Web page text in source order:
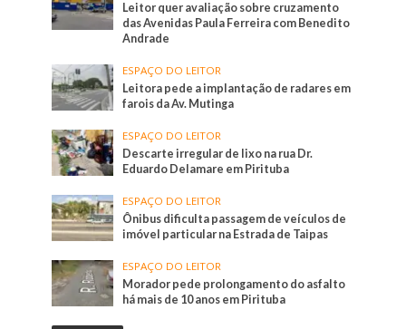
Leitor quer avaliação sobre cruzamento
das Avenidas Paula Ferreira com Benedito
Andrade
ESPAÇO DO LEITOR
Leitora pede a implantação de radares em
farois da Av. Mutinga
ESPAÇO DO LEITOR
Descarte irregular de lixo na rua Dr.
Eduardo Delamare em Pirituba
ESPAÇO DO LEITOR
Ônibus dificulta passagem de veículos de
imóvel particular na Estrada de Taipas
ESPAÇO DO LEITOR
Morador pede prolongamento do asfalto
há mais de 10 anos em Pirituba